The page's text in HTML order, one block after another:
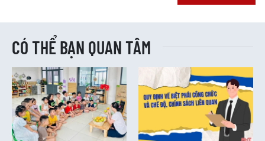
CÓ THỂ BẠN QUAN TÂM